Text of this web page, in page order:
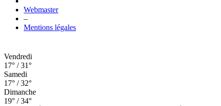
Webmaster
–
Mentions légales
Vendredi
17° / 31°
Samedi
17° / 32°
Dimanche
19° / 34°